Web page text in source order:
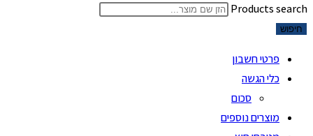
Products search
חיפוש
פרטי חשבון
כלי הגשה
סכום
מוצרים נוספים